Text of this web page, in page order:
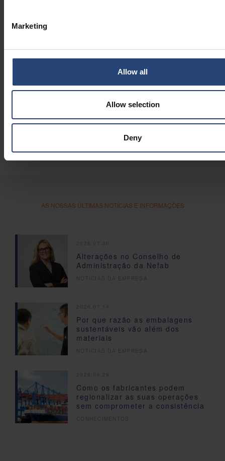
Marketing
Allow all
Allow selection
Deny
AS NOSSAS ÚLTIMAS NOTÍCIAS E INFORMAÇÕES
Alterações no Conselho de
Administração da Nefab
Por que razão as embalagens
sustentáveis vão além dos
materiais
Como os fabricantes podem
regionalizar as suas operações
sem comprometer a consistência